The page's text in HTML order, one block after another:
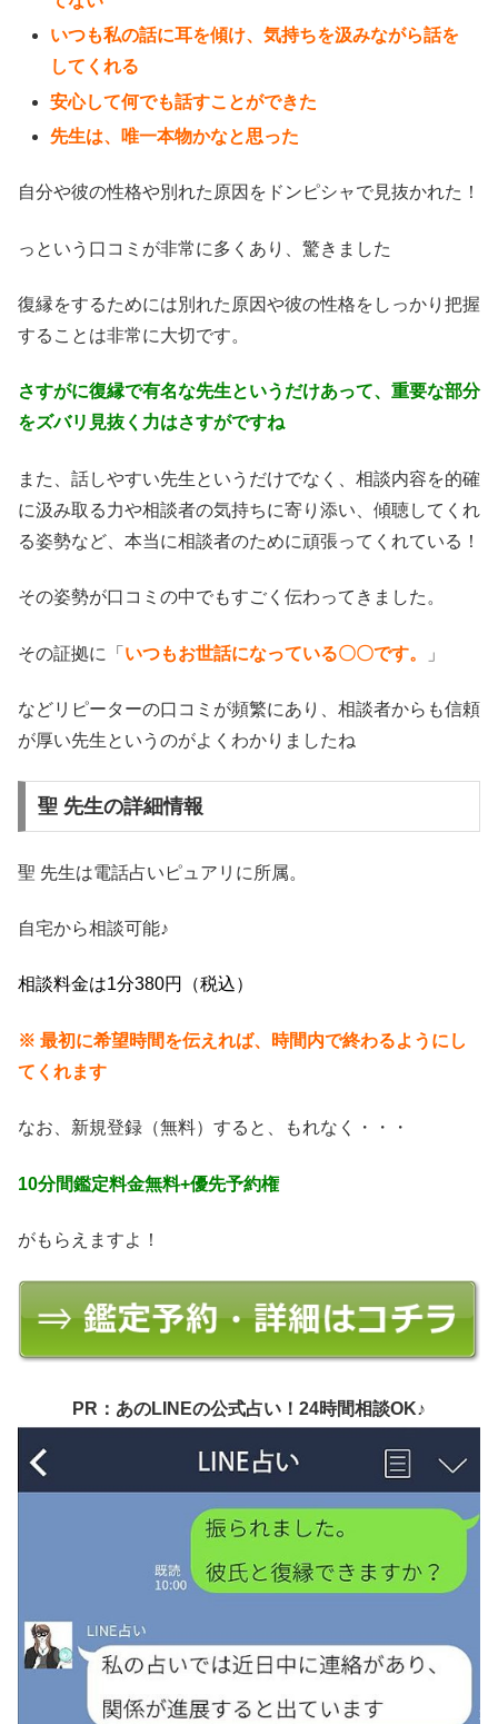
いつも私の話に耳を傾け、気持ちを汲みながら話を
してくれる
安心して何でも話すことができた
先生は、唯一本物かなと思った
自分や彼の性格や別れた原因をドンピシャで見抜かれた！
っという口コミが非常に多くあり、驚きました
復縁をするためには別れた原因や彼の性格をしっかり把握
することは非常に大切です。
さすがに復縁で有名な先生というだけあって、重要な部分
をズバリ見抜く力はさすがですね
また、話しやすい先生というだけでなく、相談内容を的確
に汲み取る力や相談者の気持ちに寄り添い、傾聴してくれ
る姿勢など、本当に相談者のために頑張ってくれている！
その姿勢が口コミの中でもすごく伝わってきました。
その証拠に「 いつもお世話になっている〇〇です。 」
などリピーターの口コミが頻繁にあり、相談者からも信頼
が厚い先生というのがよくわかりましたね
聖 先生の詳細情報
聖 先生は電話占いピュアリに所属。
自宅から相談可能♪
相談料金は1分380円（税込）
※ 最初に希望時間を伝えれば、時間内で終わるようにし
てくれます
なお、新規登録（無料）すると、もれなく・・・
10分間鑑定料金無料+優先予約権
がもらえますよ！
PR：あのLINEの公式占い！24時間相談OK♪